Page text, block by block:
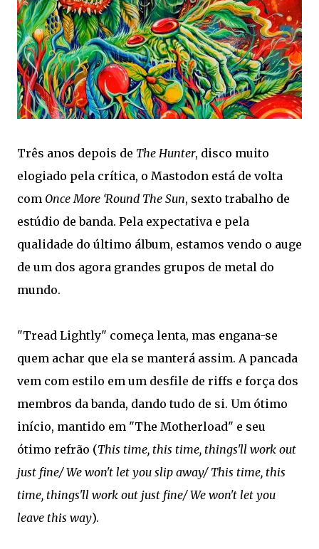
Três anos depois de The Hunter, disco muito
elogiado pela crítica, o Mastodon está de volta
com Once More ‘Round The Sun, sexto trabalho de
estúdio de banda. Pela expectativa e pela
qualidade do último álbum, estamos vendo o auge
de um dos agora grandes grupos de metal do
mundo.
"Tread Lightly" começa lenta, mas engana-se
quem achar que ela se manterá assim. A pancada
vem com estilo em um desfile de riffs e força dos
membros da banda, dando tudo de si. Um ótimo
início, mantido em "The Motherload" e seu
ótimo refrão (This time, this time, things'll work out
just fine/ We won't let you slip away/ This time, this
time, things'll work out just fine/ We won't let you
leave this way).